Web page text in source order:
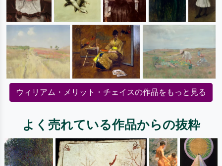
ウィリアム・メリット・チェイスの作品をもっと見る
よく売れている作品からの抜粋